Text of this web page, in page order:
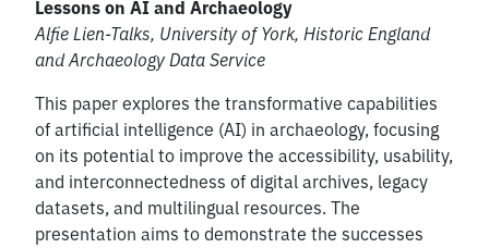
Lessons on AI and Archaeology
Alfie Lien-Talks, University of York, Historic England
and Archaeology Data Service
This paper explores the transformative capabilities
of artificial intelligence (AI) in archaeology, focusing
on its potential to improve the accessibility, usability,
and interconnectedness of digital archives, legacy
datasets, and multilingual resources. The
presentation aims to demonstrate the successes